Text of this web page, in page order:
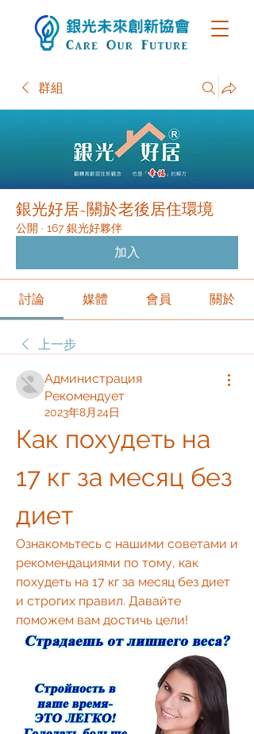
群組
銀光好居~關於老後居住環境
公開 · 167 銀光好夥伴
加入
討論 媒體 會員 關於
上一步
Администрация
Рекомендует
2023年8月24日
Как похудеть на
17 кг за месяц без
диет
Ознакомьтесь с нашими советами и
рекомендациями по тому, как
похудеть на 17 кг за месяц без диет
и строгих правил. Давайте
поможем вам достичь цели!